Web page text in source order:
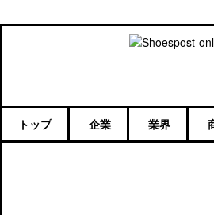
トップ 企業 業界